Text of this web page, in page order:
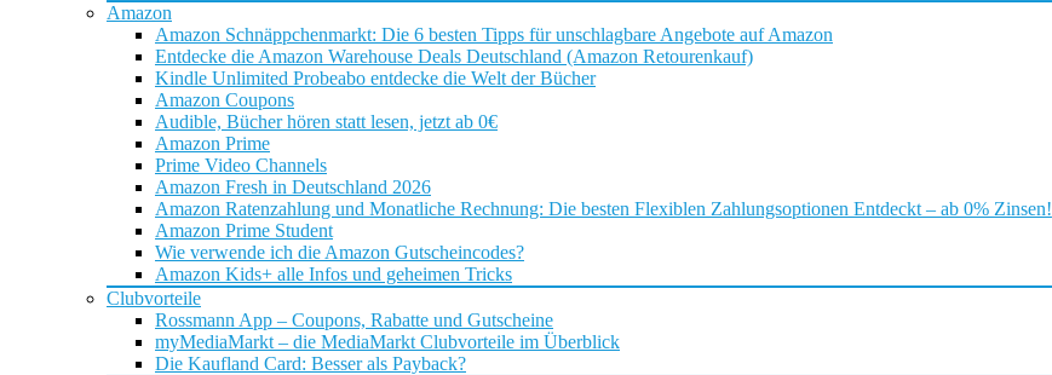
Amazon
Amazon Schnäppchenmarkt: Die 6 besten Tipps für unschlagbare Angebote auf Amazon
Entdecke die Amazon Warehouse Deals Deutschland (Amazon Retourenkauf)
Kindle Unlimited Probeabo entdecke die Welt der Bücher
Amazon Coupons
Audible, Bücher hören statt lesen, jetzt ab 0€
Amazon Prime
Prime Video Channels
Amazon Fresh in Deutschland 2026
Amazon Ratenzahlung und Monatliche Rechnung: Die besten Flexiblen Zahlungsoptionen Entdeckt – ab 0% Zinsen!
Amazon Prime Student
Wie verwende ich die Amazon Gutscheincodes?
Amazon Kids+ alle Infos und geheimen Tricks
Clubvorteile
Rossmann App – Coupons, Rabatte und Gutscheine
myMediaMarkt – die MediaMarkt Clubvorteile im Überblick
Die Kaufland Card: Besser als Payback?